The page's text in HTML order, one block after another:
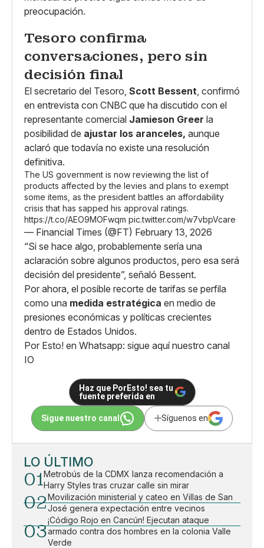
preocupación.
Tesoro confirma
conversaciones, pero sin
decisión final
El secretario del Tesoro, Scott Bessent , confirmó
en entrevista con CNBC que ha discutido con el
representante comercial Jamieson Greer la
posibilidad de ajustar los aranceles, aunque
aclaró que todavía no existe una resolución
definitiva.
The US government is now reviewing the list of
products affected by the levies and plans to exempt
some items, as the president battles an affordability
crisis that has sapped his approval ratings.
https://t.co/AEO9MOFwqm pic.twitter.com/w7vbpVcare
— Financial Times (@FT) February 13, 2026
“Si se hace algo, probablemente sería una
aclaración sobre algunos productos, pero esa será
decisión del presidente”, señaló Bessent.
Por ahora, el posible recorte de tarifas se perfila
como una medida estratégica en medio de
presiones económicas y políticas crecientes
dentro de Estados Unidos.
Por Esto! en Whatsapp: sigue aquí nuestro canal
IO
Haz que PorEsto! sea tu
fuente preferida en
Sigue nuestro canal Síguenos en
LO ÚLTIMO
01Metrobús de la CDMX lanza recomendación a
Harry Styles tras cruzar calle sin mirar
02Movilización ministerial y cateo en Villas de San
José genera expectación entre vecinos
03
¡Código Rojo en Cancún! Ejecutan ataque
armado contra dos hombres en la colonia Valle
Verde